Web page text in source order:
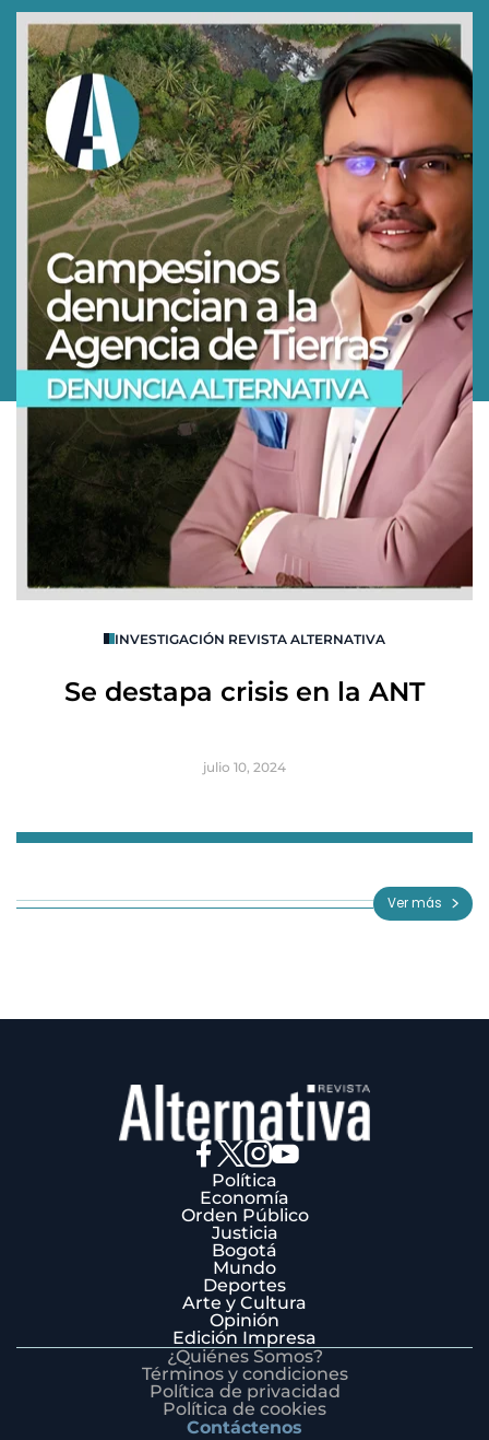
INVESTIGACIÓN REVISTA ALTERNATIVA
Se destapa crisis en la ANT
julio 10, 2024
3
Ver más
Política
Economía
Orden Público
Justicia
Bogotá
Mundo
Deportes
Arte y Cultura
Opinión
Edición Impresa
¿Quiénes Somos?
Términos y condiciones
Política de privacidad
Política de cookies
Contáctenos